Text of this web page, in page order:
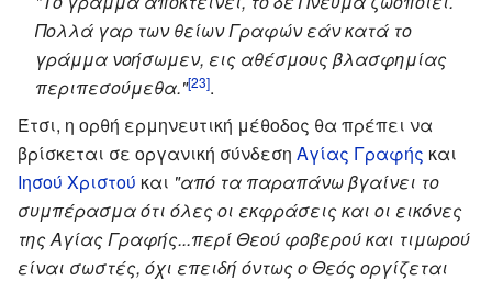
Πολλά γαρ των θείων Γραφών εάν κατά το
γράμμα νοήσωμεν, εις αθέσμους βλασφημίας
περιπεσούμεθα."[23].
Έτσι, η ορθή ερμηνευτική μέθοδος θα πρέπει να
βρίσκεται σε οργανική σύνδεση Αγίας Γραφής και
Ιησού Χριστού και "από τα παραπάνω βγαίνει το
συμπέρασμα ότι όλες οι εκφράσεις και οι εικόνες
της Αγίας Γραφής...περί Θεού φοβερού και τιμωρού
είναι σωστές, όχι επειδή όντως ο Θεός οργίζεται